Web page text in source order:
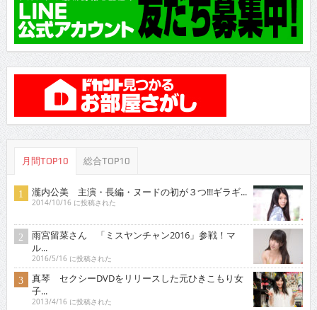
月間TOP10 総合TOP10
瀧内公美 主演・長編・ヌードの初が３つ!!!ギラギ...
2014/10/16 に投稿された
雨宮留菜さん 「ミスヤンチャン2016」参戦！マ
ル...
2016/5/16 に投稿された
真琴 セクシーDVDをリリースした元ひきこもり女
子...
2013/4/16 に投稿された